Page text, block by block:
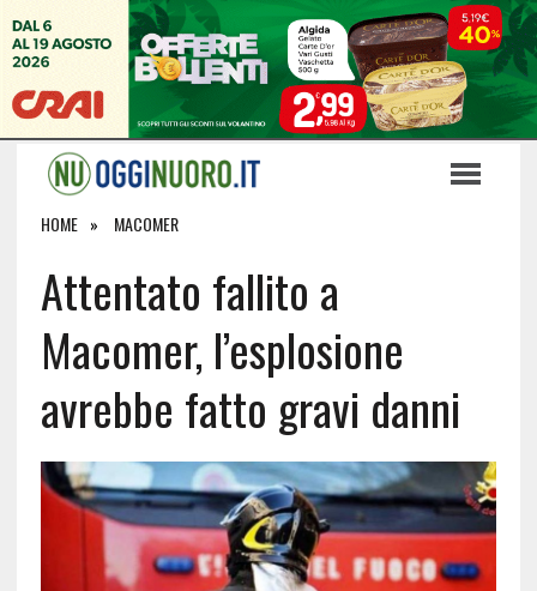
HOME MACOMER
Attentato fallito a
Macomer, l’esplosione
avrebbe fatto gravi danni